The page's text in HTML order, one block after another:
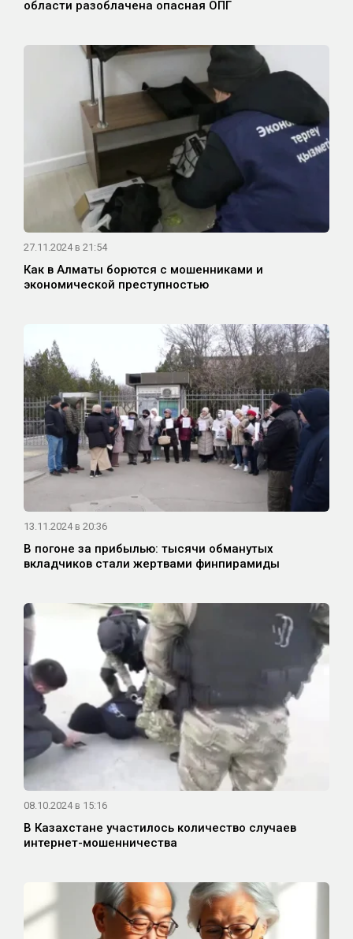
области разоблачена опасная ОПГ
27.11.2024 в 21:54
Как в Алматы борются с мошенниками и
экономической преступностью
13.11.2024 в 20:36
В погоне за прибылью: тысячи обманутых
вкладчиков стали жертвами финпирамиды
08.10.2024 в 15:16
В Казахстане участилось количество случаев
интернет-мошенничества